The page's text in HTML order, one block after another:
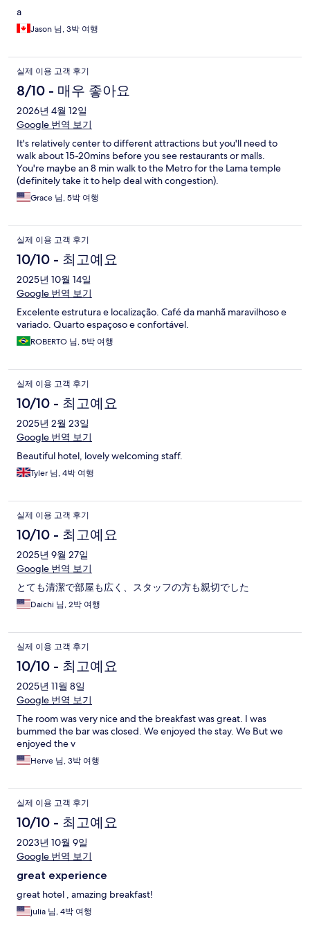
a
Jason 님, 3박 여행
실제 이용 고객 후기
8/10 - 매우 좋아요
2026년 4월 12일
Google 번역 보기
It's relatively center to different attractions but you'll need to
walk about 15-20mins before you see restaurants or malls.
You're maybe an 8 min walk to the Metro for the Lama temple
(definitely take it to help deal with congestion).
Grace 님, 5박 여행
실제 이용 고객 후기
10/10 - 최고예요
2025년 10월 14일
Google 번역 보기
Excelente estrutura e localização. Café da manhã maravilhoso e
variado. Quarto espaçoso e confortável.
ROBERTO 님, 5박 여행
실제 이용 고객 후기
10/10 - 최고예요
2025년 2월 23일
Google 번역 보기
Beautiful hotel, lovely welcoming staff.
Tyler 님, 4박 여행
실제 이용 고객 후기
10/10 - 최고예요
2025년 9월 27일
Google 번역 보기
とても清潔で部屋も広く、スタッフの方も親切でした
Daichi 님, 2박 여행
실제 이용 고객 후기
10/10 - 최고예요
2025년 11월 8일
Google 번역 보기
The room was very nice and the breakfast was great. I was
bummed the bar was closed. We enjoyed the stay. We But we
enjoyed the v
Herve 님, 3박 여행
실제 이용 고객 후기
10/10 - 최고예요
2023년 10월 9일
Google 번역 보기
great experience
great hotel , amazing breakfast!
julia 님, 4박 여행